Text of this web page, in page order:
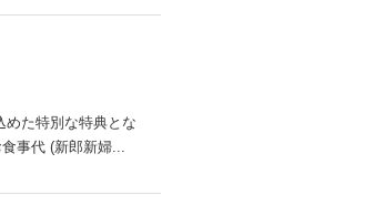
めた特別な特典とな
事代 (新郎新婦...